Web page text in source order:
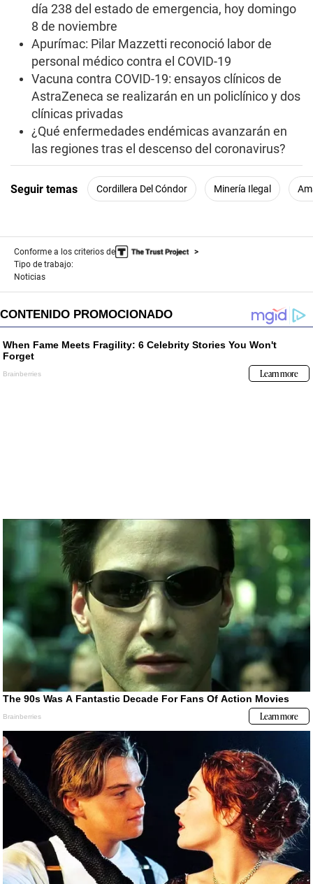
n
s
día 238 del estado de emergencia, hoy domingo
8 de noviembre
Apurímac: Pilar Mazzetti reconoció labor de
personal médico contra el COVID-19
Vacuna contra COVID-19: ensayos clínicos de
AstraZeneca se realizarán en un policlínico y dos
clínicas privadas
¿Qué enfermedades endémicas avanzarán en
las regiones tras el descenso del coronavirus?
Seguir temas Cordillera Del Cóndor Minería Ilegal
Conforme a los criterios de
Tipo de trabajo:
Noticias